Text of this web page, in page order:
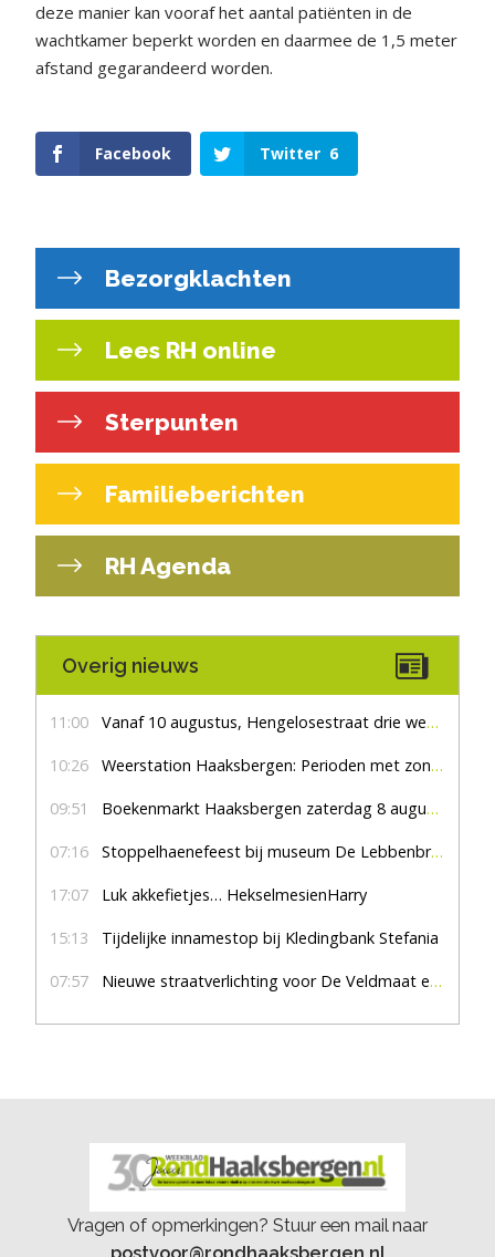
deze manier kan vooraf het aantal patiënten in de
wachtkamer beperkt worden en daarmee de 1,5 meter
afstand gegarandeerd worden.
Facebook Twitter 6
Bezorgklachten
Lees RH online
Sterpunten
Familieberichten
RH Agenda
Overig nieuws
11:00 Vanaf 10 augustus, Hengelosestraat drie weken dicht voor doorgaand verkeer
10:26 Weerstation Haaksbergen: Perioden met zon en droog
09:51 Boekenmarkt Haaksbergen zaterdag 8 augustus, marktplein Haaksbergen
07:16 Stoppelhaenefeest bij museum De Lebbenbrugge
17:07 Luk akkefietjes… HekselmesienHarry
15:13 Tijdelijke innamestop bij Kledingbank Stefania
07:57 Nieuwe straatverlichting voor De Veldmaat en De Pas
Vragen of opmerkingen? Stuur een mail naar
postvoor@rondhaaksbergen.nl